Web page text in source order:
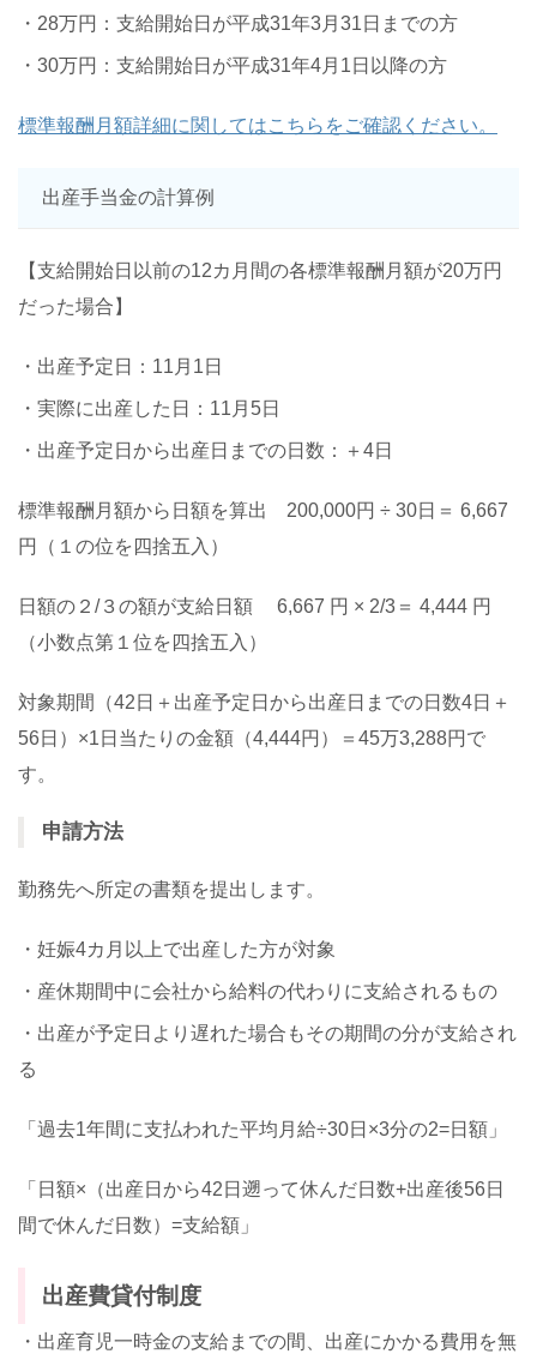
・28万円：支給開始日が平成31年3月31日までの方
・30万円：支給開始日が平成31年4月1日以降の方
標準報酬月額詳細に関してはこちらをご確認ください。
出産手当金の計算例
【支給開始日以前の12カ月間の各標準報酬月額が20万円
だった場合】
・出産予定日：11月1日
・実際に出産した日：11月5日
・出産予定日から出産日までの日数：＋4日
標準報酬月額から日額を算出 200,000円 ÷ 30日＝ 6,667
円（１の位を四捨五入）
日額の２/３の額が支給日額 6,667 円 × 2/3＝ 4,444 円
（小数点第１位を四捨五入）
対象期間（42日＋出産予定日から出産日までの日数4日＋
56日）×1日当たりの金額（4,444円）＝45万3,288円で
す。
申請方法
勤務先へ所定の書類を提出します。
・妊娠4カ月以上で出産した方が対象
・産休期間中に会社から給料の代わりに支給されるもの
・出産が予定日より遅れた場合もその期間の分が支給され
る
「過去1年間に支払われた平均月給÷30日 ×3分の2=日額」
「日額× （出産日から42 日遡って休んだ日数+出産後56日
間で休んだ日数） =支給額」
出産費貸付制度
・出産育児一時金の支給までの間、出産にかかる費用を無